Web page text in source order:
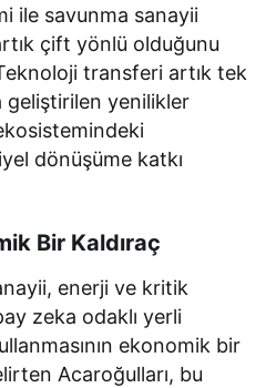
ile savunma sanayii
çift yönlü olduğunu
transferi artık tek
geliştirilen yenilikler
dönüşüme katkı
Bir Kaldıraç
enerji ve kritik
zeka odaklı yerli
ekonomik bir
Acaroğulları, bu